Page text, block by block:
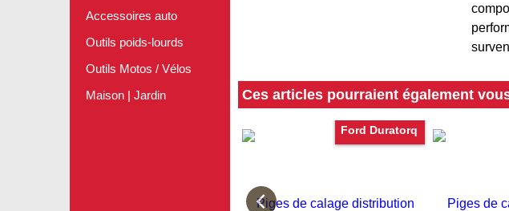
Accessoires auto
Outils poids-lourds
Outils Motos / Vélos
Maison | Jardin
Ces articles pourraient également
Ford Duratorq